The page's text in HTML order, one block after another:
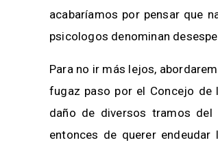
acabaríamos por pensar que
psicologos denominan
Para no ir más lejos,
fugaz paso por el Concejo de
daño de diversos tramos del
entonces de querer